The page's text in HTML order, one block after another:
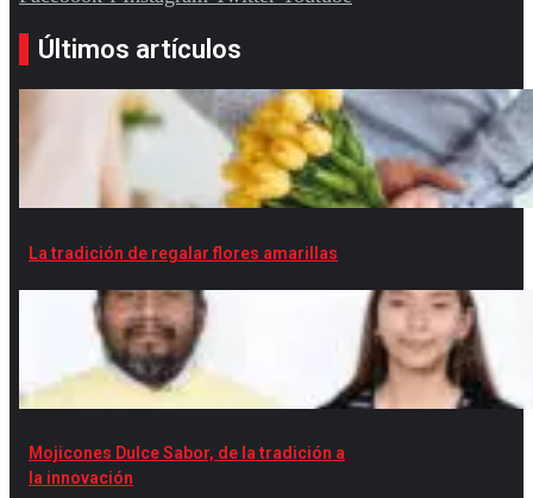
Últimos artículos
La tradición de regalar flores amarillas
Mojicones Dulce Sabor, de la tradición a
la innovación